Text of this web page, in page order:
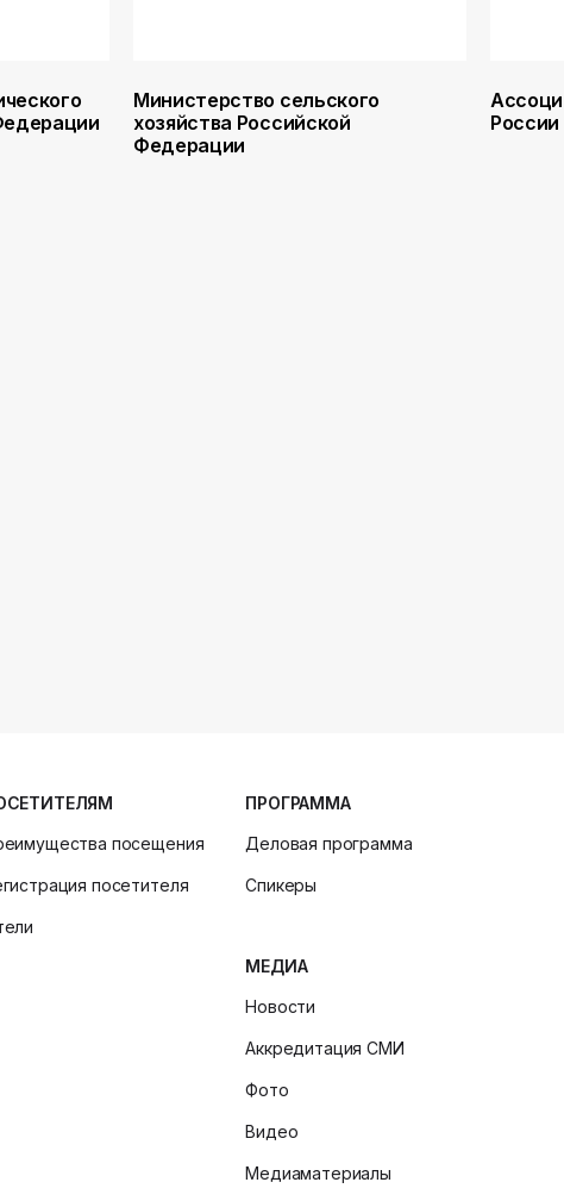
Министерство сельского
хозяйства Российской
Федерации
России
посещения
посетителя
ПРОГРАММА
Деловая программа
Спикеры
МЕДИА
Новости
Аккредитация СМИ
Фото
Видео
Медиаматериалы